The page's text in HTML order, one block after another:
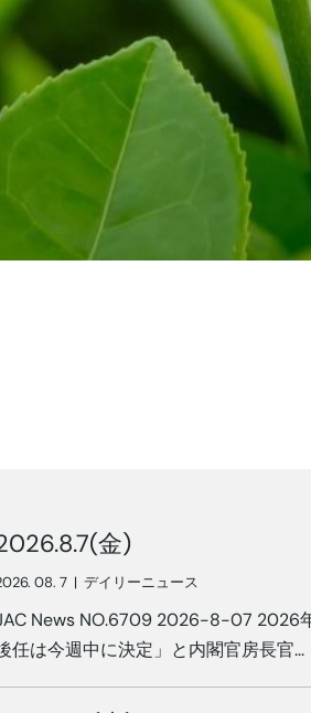
金)
08. 7 | デイリーニュース
News NO.6709 2026-8-07 2026年
任は今週中に決定」と内閣官房長官...